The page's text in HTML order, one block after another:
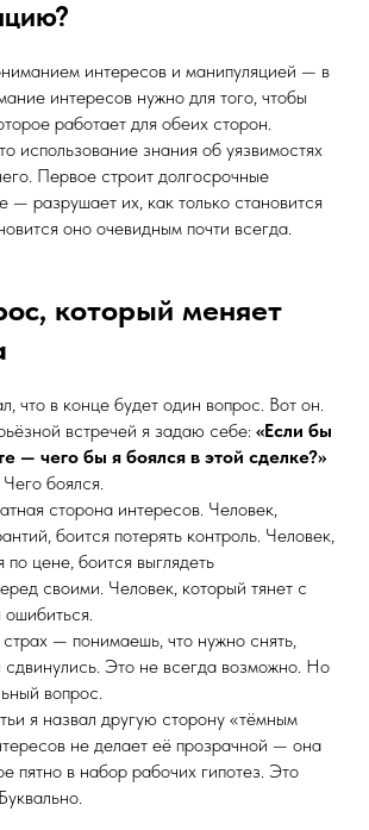
интересов и манипуляцией — в
интересов нужно для того, чтобы
работает для обеих сторон.
использование знания об уязвимостях
Первое строит долгосрочные
— разрушает их, как только становится
оно очевидным почти всегда.
который меняет
что в конце будет один вопрос. Вот он.
встречей я задаю себе: «Если бы
— чего бы я боялся в этой сделке?»
боялся.
сторона интересов. Человек,
боится потерять контроль. Человек,
по цене, боится выглядеть
своими. Человек, который тянет с
— понимаешь, что нужно снять,
сдвинулись. Это не всегда возможно. Но
вопрос.
я назвал другую сторону «тёмным
не делает её прозрачной — она
пятно в набор рабочих гипотез. Это